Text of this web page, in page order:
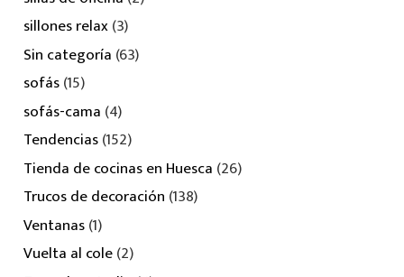
sillones relax(3)
Sin categoría (63)
sofás(15)
sofás-cama (4)
Tendencias(152)
Tienda de cocinas en Huesca (26)
Trucos de decoración (138)
Ventanas(1)
Vuelta al cole(2)